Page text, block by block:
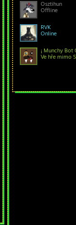
Osztihun
Offline
RVK
Online
¡ Munchy Bot
Ve hře mimo